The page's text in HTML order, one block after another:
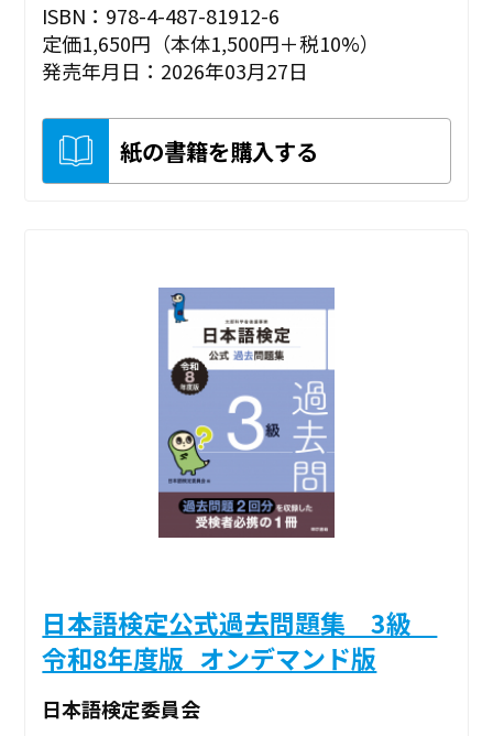
ISBN：978-4-487-81912-6
定価1,650円（本体1,500円＋税10%）
発売年月日：2026年03月27日
紙の書籍を購入する
日本語検定公式過去問題集 3級
令和8年度版_オンデマンド版
日本語検定委員会